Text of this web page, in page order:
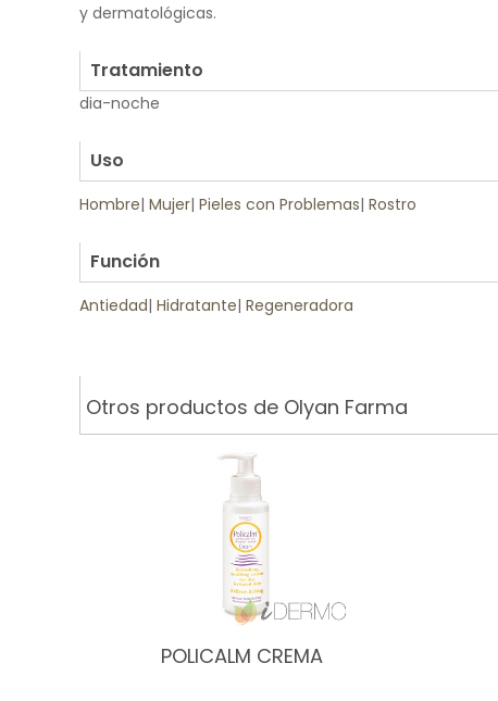
y dermatológicas.
Tratamiento
dia-noche
Uso
Hombre| Mujer| Pieles con Problemas| Rostro
Función
Antiedad| Hidratante| Regeneradora
Otros productos de Olyan Farma
POLICALM CREMA